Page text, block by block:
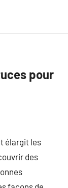
pour
élargit les
des